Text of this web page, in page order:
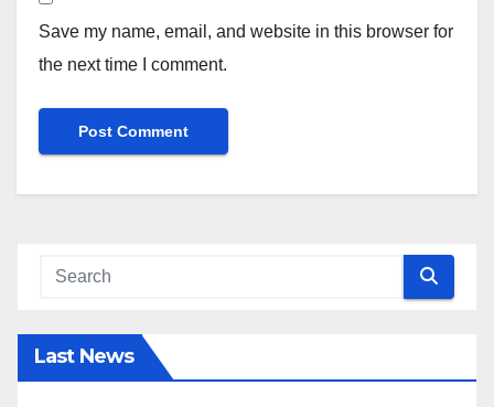
Save my name, email, and website in this browser for
the next time I comment.
Last News